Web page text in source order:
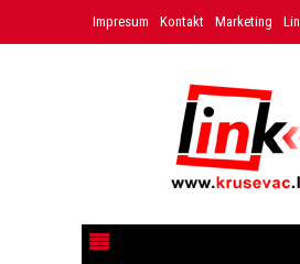
Impresum Kontakt Marketing